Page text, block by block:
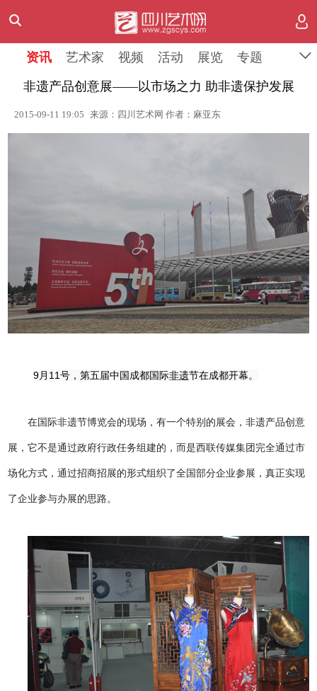
资讯 艺术家 视频 活动 展览 专题
非遗产品创意展——以市场之力 助非遗保护发展
2015-09-11 19:05 来源：四川艺术网 作者：麻亚东
9月11号，第五届中国成都国际非遗节在成都开幕。
在国际非遗节博览会的现场，有一个特别的展会，非遗产品创意
展，它不是通过政府行政任务组建的，而是西联传媒集团完全通过市
场化方式，通过招商招展的形式组织了全国部分企业参展，真正实现
了企业参与办展的思路。